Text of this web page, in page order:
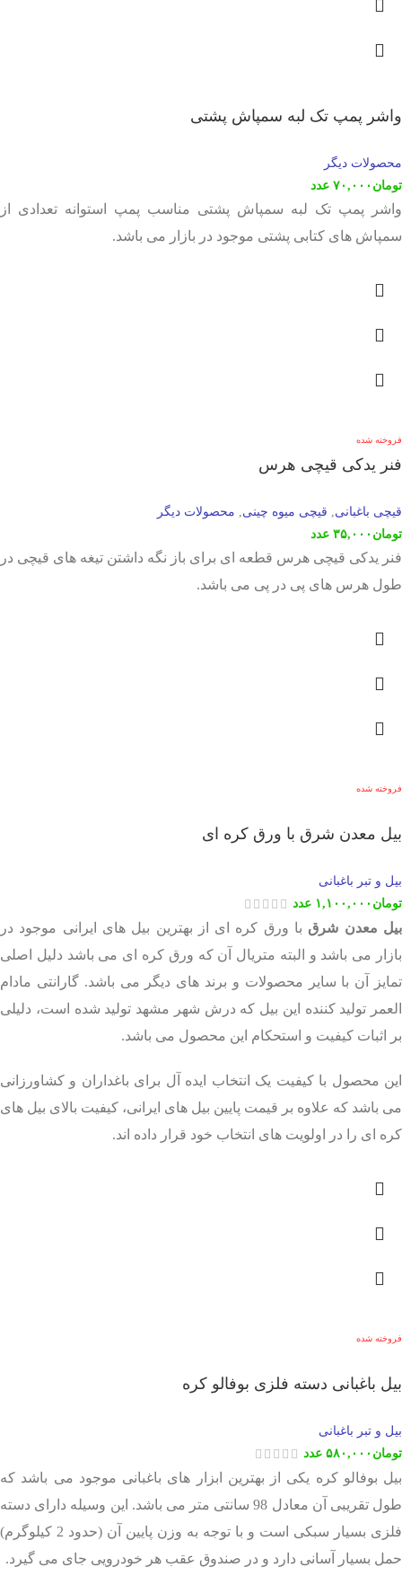
واشر پمپ تک لبه سمپاش پشتی
محصولات دیگر
تومان ۷۰,۰۰۰ عدد
واشر پمپ تک لبه سمپاش پشتی مناسب پمپ استوانه تعدادی از
سمپاش های کتابی پشتی موجود در بازار می باشد.
فروخته شده
فنر یدکی قیچی هرس
قیچی باغبانی قیچی میوه چینی محصولات دیگر
تومان ۳۵,۰۰۰ عدد
فنر یدکی قیچی هرس قطعه ای برای باز نگه داشتن تیغه های قیچی در
طول هرس های پی در پی می باشد.
فروخته شده
بیل معدن شرق با ورق کره ای
بیل و تبر باغبانی
تومان ۱,۱۰۰,۰۰۰ عدد
بیل معدن شرق با ورق کره ای از بهترین بیل های ایرانی موجود در
بازار می باشد و البته متریال آن که ورق کره ای می باشد دلیل اصلی
تمایز آن با سایر محصولات و برند های دیگر می باشد. گارانتی مادام
العمر تولید کننده این بیل که درش شهر مشهد تولید شده است، دلیلی
بر اثبات کیفیت و استحکام این محصول می باشد.
این محصول با کیفیت یک انتخاب ایده آل برای باغداران و کشاورزانی
می باشد که علاوه بر قیمت پایین بیل های ایرانی، کیفیت بالای بیل های
کره ای را در اولویت های انتخاب خود قرار داده اند.
فروخته شده
بیل باغبانی دسته فلزی بوفالو کره
بیل و تبر باغبانی
تومان ۵۸۰,۰۰۰ عدد
بیل بوفالو کره یکی از بهترین ابزار های باغبانی موجود می باشد که
طول تقریبی آن معادل 98 سانتی متر می باشد. این وسیله دارای دسته
فلزی بسیار سبکی است و با توجه به وزن پایین آن (حدود 2 کیلوگرم)
حمل بسیار آسانی دارد و در صندوق عقب هر خودرویی جای می گیرد.